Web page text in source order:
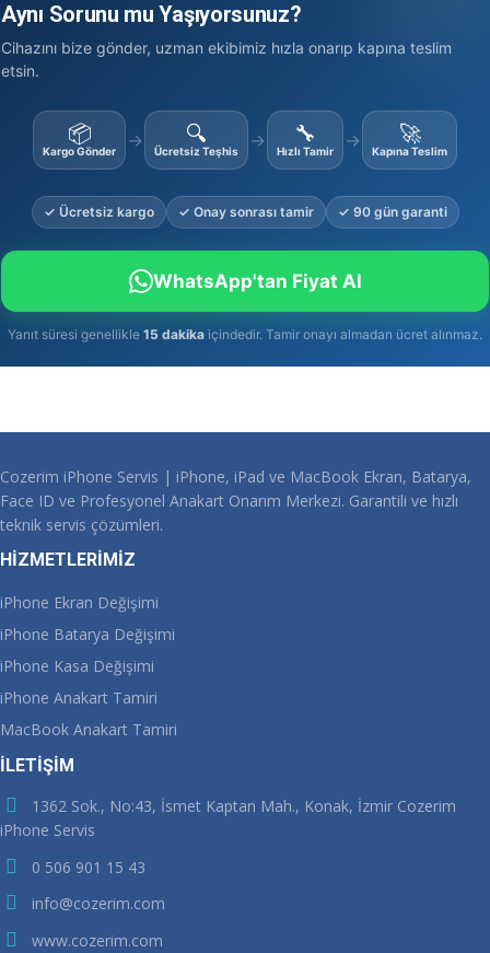
Aynı Sorunu mu Yaşıyorsunuz?
Cihazını bize gönder, uzman ekibimiz hızla onarıp kapına teslim
etsin.
📦
Kargo Gönder
→ 🔍
Ücretsiz Teşhis
→ 🔧
Hızlı Tamir
→ 🚀
Kapına Teslim
✓ Ücretsiz kargo ✓ Onay sonrası tamir ✓ 90 gün garanti
WhatsApp'tan Fiyat Al
Yanıt süresi genellikle 15 dakika içindedir. Tamir onayı almadan ücret alınmaz.
Cozerim iPhone Servis | iPhone, iPad ve MacBook Ekran, Batarya,
Face ID ve Profesyonel Anakart Onarım Merkezi. Garantili ve hızlı
teknik servis çözümleri.
HİZMETLERİMİZ
iPhone Ekran Değişimi
iPhone Batarya Değişimi
iPhone Kasa Değişimi
iPhone Anakart Tamiri
MacBook Anakart Tamiri
İLETİŞİM
1362 Sok., No:43, İsmet Kaptan Mah., Konak, İzmir Cozerim
iPhone Servis
0 506 901 15 43
info@cozerim.com
www.cozerim.com